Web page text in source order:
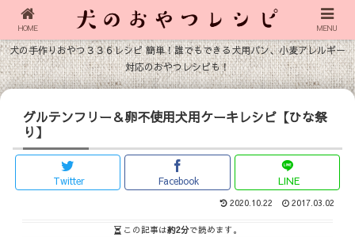
犬の手作りおやつ３３６レシピ 簡単！誰でもできる犬用パン、小麦アレルギー
対応のおやつレシピも！
グルテンフリー＆卵不使用犬用ケーキレシピ【ひな祭
り】
Twitter Facebook LINE
2020.10.22 2017.03.02
この記事は約2分で読めます。
HOME MENU